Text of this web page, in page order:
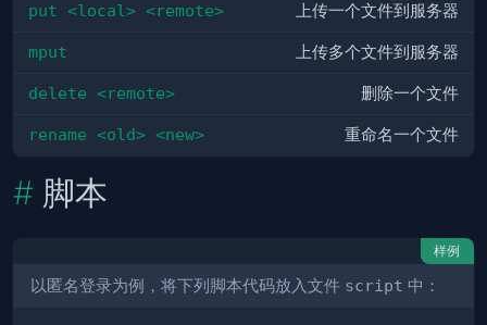
put <local> <remote> 上传一个文件到服务器
mput 上传多个文件到服务器
delete <remote> 删除一个文件
rename <old> <new> 重命名一个文件
脚本
样例
以匿名登录为例，将下列脚本代码放入文件 script 中：